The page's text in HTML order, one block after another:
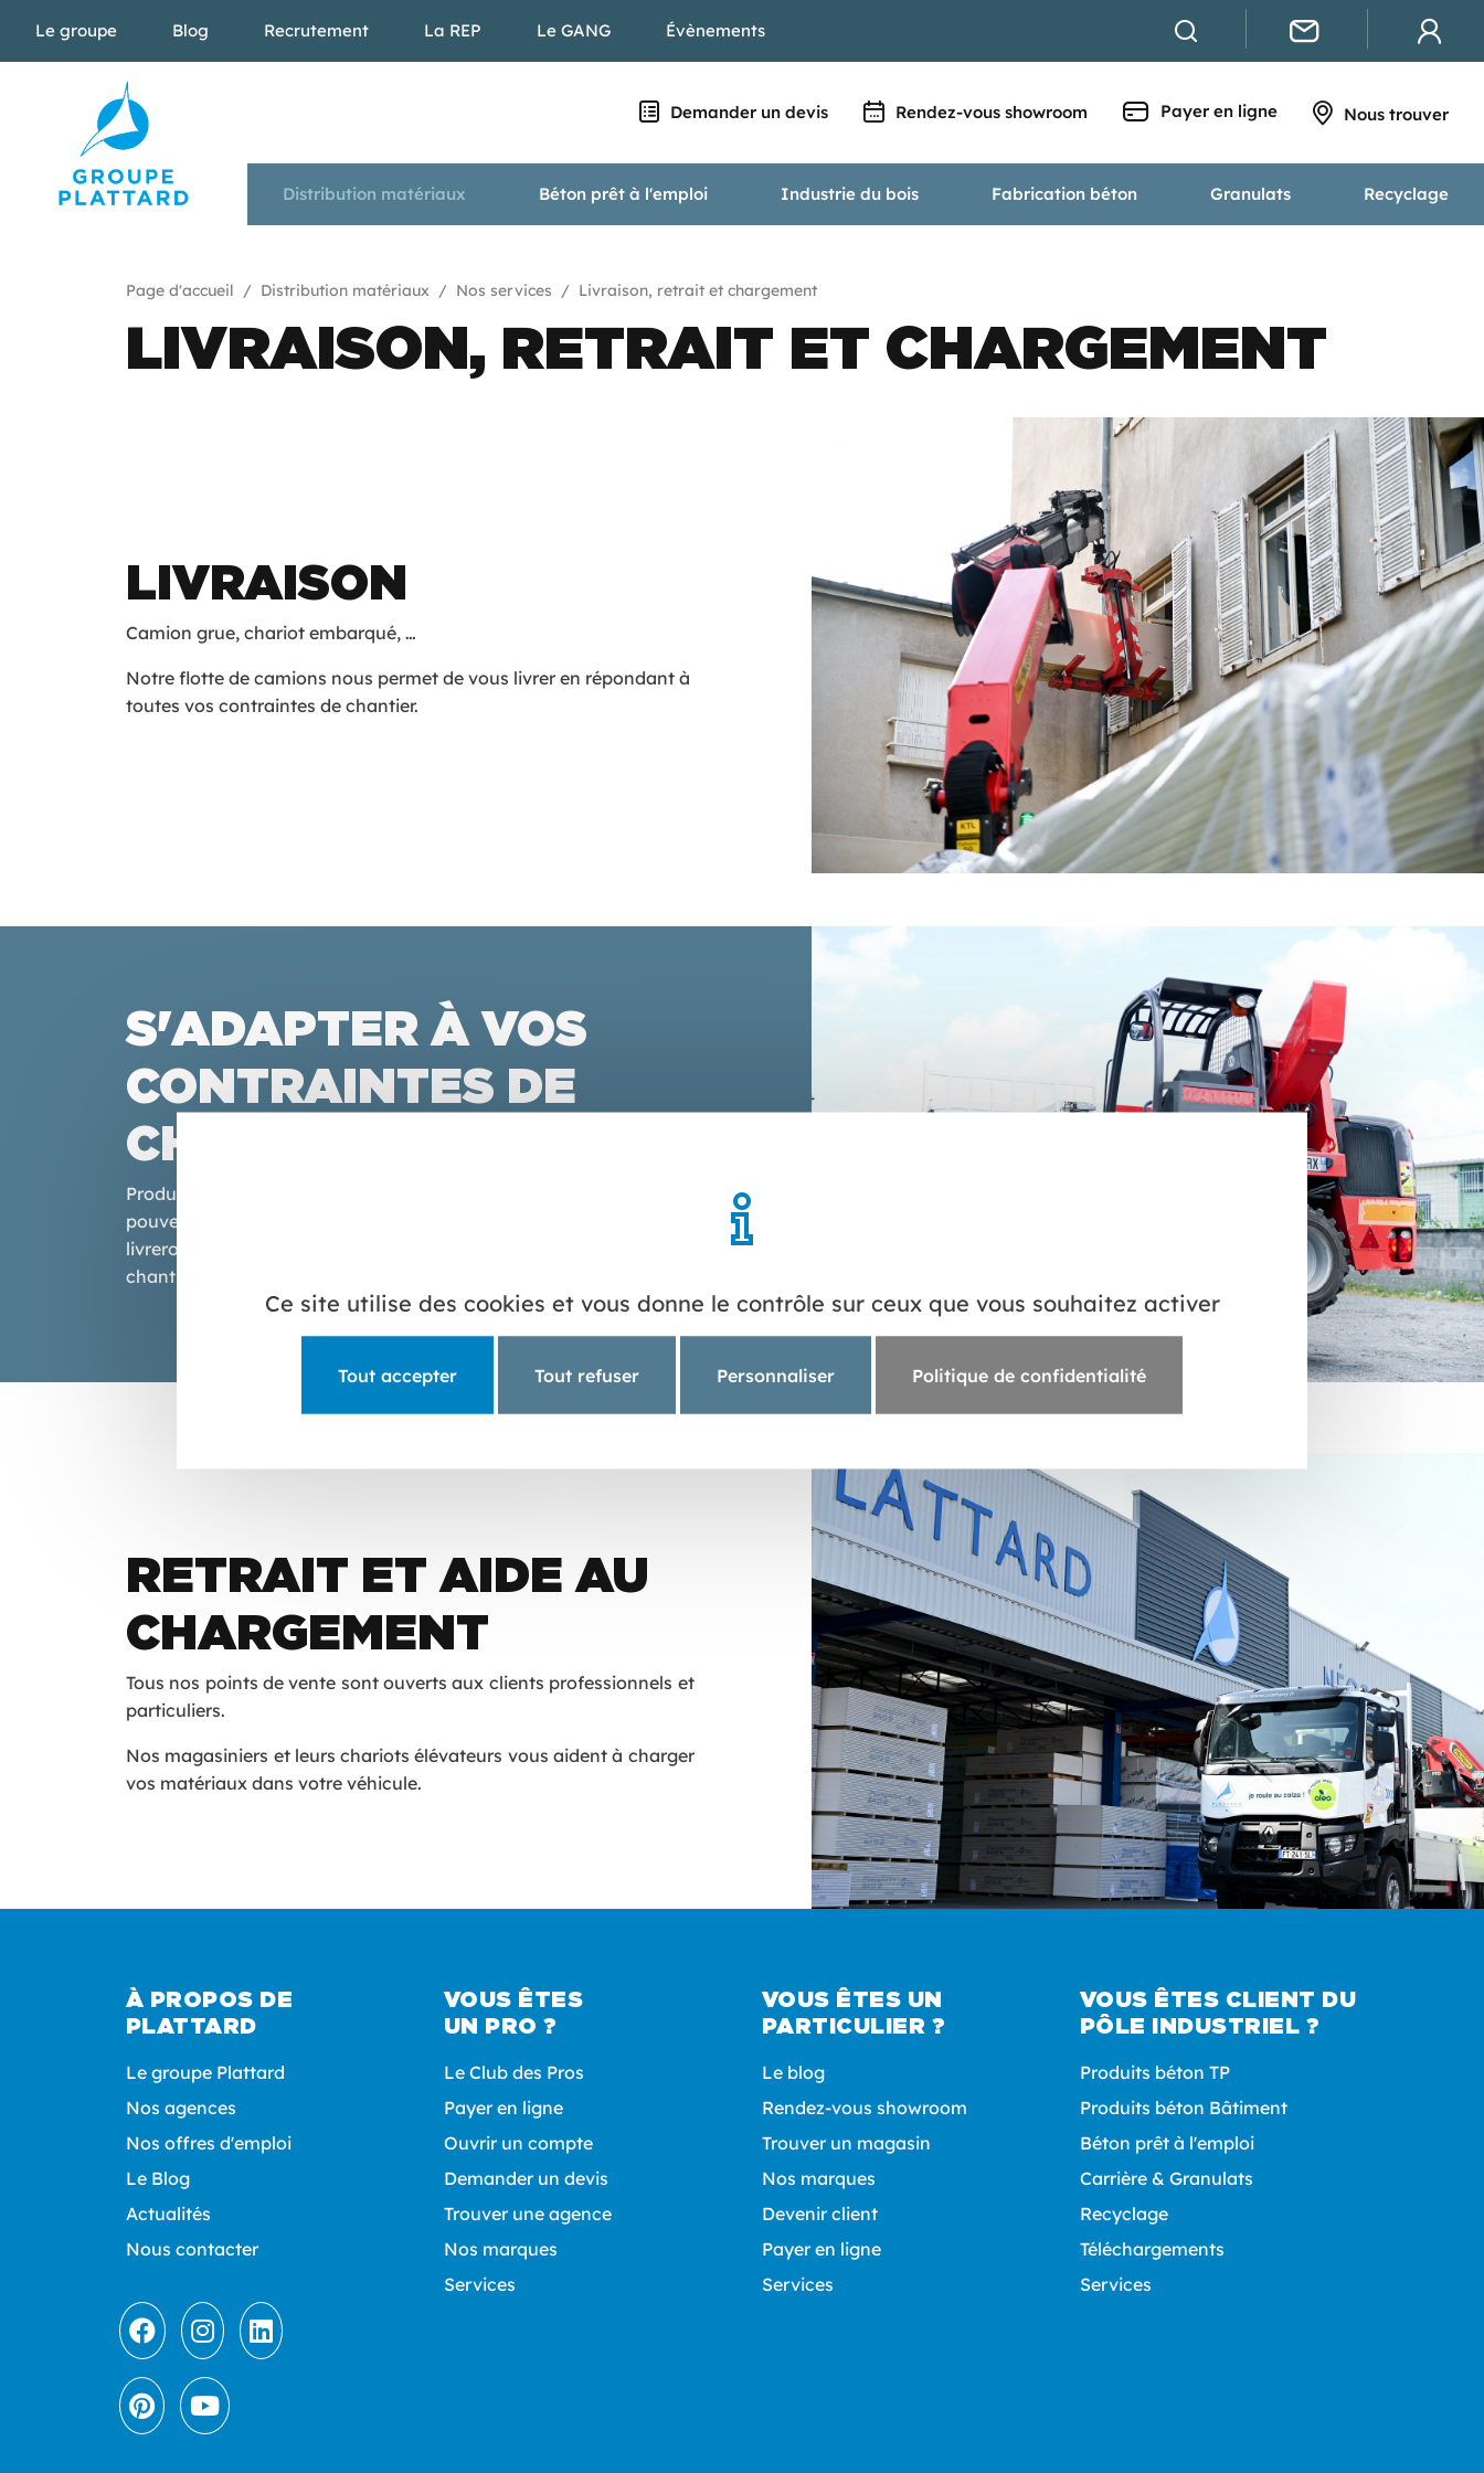
Ce site utilise des cookies et vous donne le contrôle sur ceux que vous souhaitez activer
Tout accepter Tout refuser Personnaliser Politique de confidentialité
Le groupe Blog Recrutement La REP Le GANG Évènements
Demander un devis Rendez-vous showroom Payer en ligne Nous trouver
Distribution matériaux Béton prêt à l'emploi Industrie du bois Fabrication béton Granulats Recyclage
Page d'accueil Distribution matériaux Nos services Livraison, retrait et chargement
LIVRAISON, RETRAIT ET CHARGEMENT
LIVRAISON
Camion grue, chariot embarqué, …
Notre flotte de camions nous permet de vous livrer en répondant à
toutes vos contraintes de chantier.
S'ADAPTER À VOS
CONTRAINTES DE
CHANTIER
Produits en stock ou commandes spéciales, avec nous, vous
pouvez accéder à plusieurs milliers de références que nous vous
livrerons quelles que soient la nature et la configuration de votre
chantier.
RETRAIT ET AIDE AU
CHARGEMENT
Tous nos points de vente sont ouverts aux clients professionnels et
particuliers.
Nos magasiniers et leurs chariots élévateurs vous aident à charger
vos matériaux dans votre véhicule.
À PROPOS DE
PLATTARD
Le groupe Plattard
Nos agences
Nos offres d'emploi
Le Blog
Actualités
Nous contacter
VOUS ÊTES
UN PRO ?
Le Club des Pros
Payer en ligne
Ouvrir un compte
Demander un devis
Trouver une agence
Nos marques
Services
VOUS ÊTES UN
PARTICULIER ?
Le blog
Rendez-vous showroom
Trouver un magasin
Nos marques
Devenir client
Payer en ligne
Services
VOUS ÊTES CLIENT DU
PÔLE INDUSTRIEL ?
Produits béton TP
Produits béton Bâtiment
Béton prêt à l'emploi
Carrière & Granulats
Recyclage
Téléchargements
Services